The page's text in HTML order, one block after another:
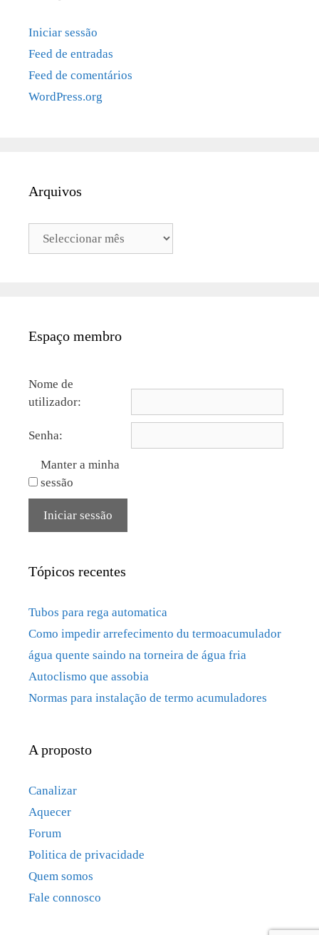
Iniciar sessão
Feed de entradas
Feed de comentários
WordPress.org
Arquivos
Arquivos
Espaço membro
Nome de
utilizador:
Senha:
Manter a minha
sessão
Iniciar sessão
Tópicos recentes
Tubos para rega automatica
Como impedir arrefecimento du termoacumulador
água quente saindo na torneira de água fria
Autoclismo que assobia
Normas para instalação de termo acumuladores
A proposto
Canalizar
Aquecer
Forum
Politica de privacidade
Quem somos
Fale connosco